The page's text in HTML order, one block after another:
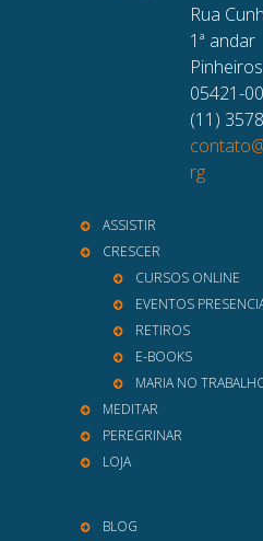
Rua
1ª andar
05421-
(11)
rg
ASSISTIR
CRESCER
CURSOS ONLINE
EVENTOS
RETIROS
E-BOOKS
MARIA NO
MEDITAR
PEREGRINAR
LOJA
BLOG